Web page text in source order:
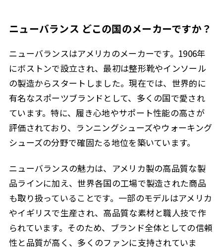
ニューバランス どこの国のメーカーですか？
ニューバランスはアメリカのメーカーです。1906年
にボストンで設立され、最初は整形靴やインソール
の製造からスタートしました。現在では、世界的に
有名なスポーツブランドとして、多くの国で愛され
ています。特に、履き心地やサポート性能の高さが
評価されており、ランニングシューズやウォーキング
シューズの分野で確固たる地位を築いています。
ニューバランスの魅力は、アメリカ製の高品質な製
品ラインに加え、世界各国の工場で製造された商品
も取り扱っていることです。一部のモデルはアメリカ
やイギリスで生産され、高品質な素材と職人技で作
られています。そのため、ブランド全体としての信頼
性と品質が高く、多くのファンに支持されていま